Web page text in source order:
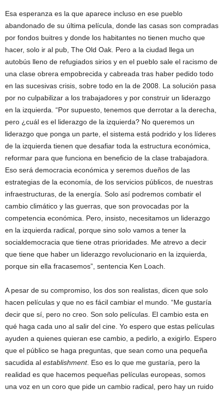
Esa esperanza es la que aparece incluso en ese pueblo
abandonado de su última película, donde las casas son compradas
por fondos buitres y donde los habitantes no tienen mucho que
hacer, solo ir al pub, The Old Oak. Pero a la ciudad llega un
autobús lleno de refugiados sirios y en el pueblo sale el racismo de
una clase obrera empobrecida y cabreada tras haber pedido todo
en las sucesivas crisis, sobre todo en la de 2008. La solución pasa
por no culpabilizar a los trabajadores y por construir un liderazgo
en la izquierda. “Por supuesto, tenemos que derrotar a la derecha,
pero ¿cuál es el liderazgo de la izquierda? No queremos un
liderazgo que ponga un parte, el sistema está podrido y los líderes
de la izquierda tienen que desafiar toda la estructura económica,
reformar para que funciona en beneficio de la clase trabajadora.
Eso será democracia económica y seremos dueños de las
estrategias de la economía, de los servicios públicos, de nuestras
infraestructuras, de la energía. Solo así podremos combatir el
cambio climático y las guerras, que son provocadas por la
competencia económica. Pero, insisto, necesitamos un liderazgo
en la izquierda radical, porque sino solo vamos a tener la
socialdemocracia que tiene otras prioridades. Me atrevo a decir
que tiene que haber un liderazgo revolucionario en la izquierda,
porque sin ella fracasemos”, sentencia Ken Loach.
A pesar de su compromiso, los dos son realistas, dicen que solo
hacen películas y que no es fácil cambiar el mundo. “Me gustaría
decir que sí, pero no creo. Son solo películas. El cambio esta en
qué haga cada uno al salir del cine. Yo espero que estas películas
ayuden a quienes quieran ese cambio, a pedirlo, a exigirlo. Espero
que el público se haga preguntas, que sean como una pequeña
sacudida al establishment. Eso es lo que me gustaría, pero la
realidad es que hacemos pequeñas películas europeas, somos
una voz en un coro que pide un cambio radical, pero hay un ruido